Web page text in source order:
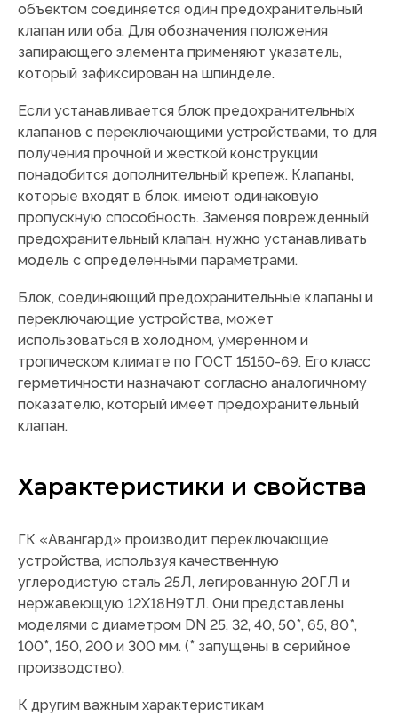
объектом соединяется один предохранительный
клапан или оба. Для обозначения положения
запирающего элемента применяют указатель,
который зафиксирован на шпинделе.
Если устанавливается блок предохранительных
клапанов с переключающими устройствами, то для
получения прочной и жесткой конструкции
понадобится дополнительный крепеж. Клапаны,
которые входят в блок, имеют одинаковую
пропускную способность. Заменяя поврежденный
предохранительный клапан, нужно устанавливать
модель с определенными параметрами.
Блок, соединяющий предохранительные клапаны и
переключающие устройства, может
использоваться в холодном, умеренном и
тропическом климате по ГОСТ 15150-69. Его класс
герметичности назначают согласно аналогичному
показателю, который имеет предохранительный
клапан.
Характеристики и свойства
ГК «Авангард» производит переключающие
устройства, используя качественную
углеродистую сталь 25Л, легированную 20ГЛ и
нержавеющую 12Х18Н9ТЛ. Они представлены
моделями с диаметром DN 25, 32, 40, 50*, 65, 80*,
100*, 150, 200 и 300 мм. (* запущены в серийное
производство).
К другим важным характеристикам